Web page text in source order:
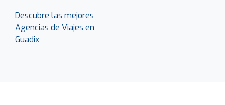
Descubre las mejores
Agencias de Viajes en
Guadix